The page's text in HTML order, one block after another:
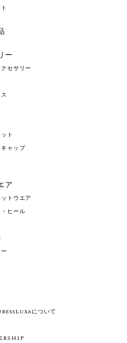
ー
セサリー
ト
ャップ
ア
トウエア
ヒール
について